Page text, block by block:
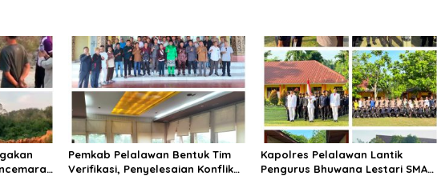
Pemkab Pelalawan Bentuk Tim
Verifikasi, Penyelesaian Konflik
Kapolres Pelalawan Lantik
Pengurus Bhuwana Lestari SMAN